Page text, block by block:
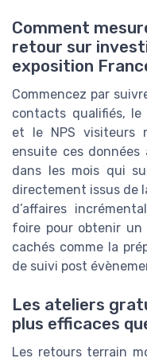
Comment
retour sur
exposition
Commencez par
contacts qualifiés, le
et le NPS visiteurs
ensuite ces données
dans les mois qui
directement issus de
d’affaires
foire pour obtenir un
cachés comme la
de suivi post
Les ateliers
plus efficaces
Les retours terrain